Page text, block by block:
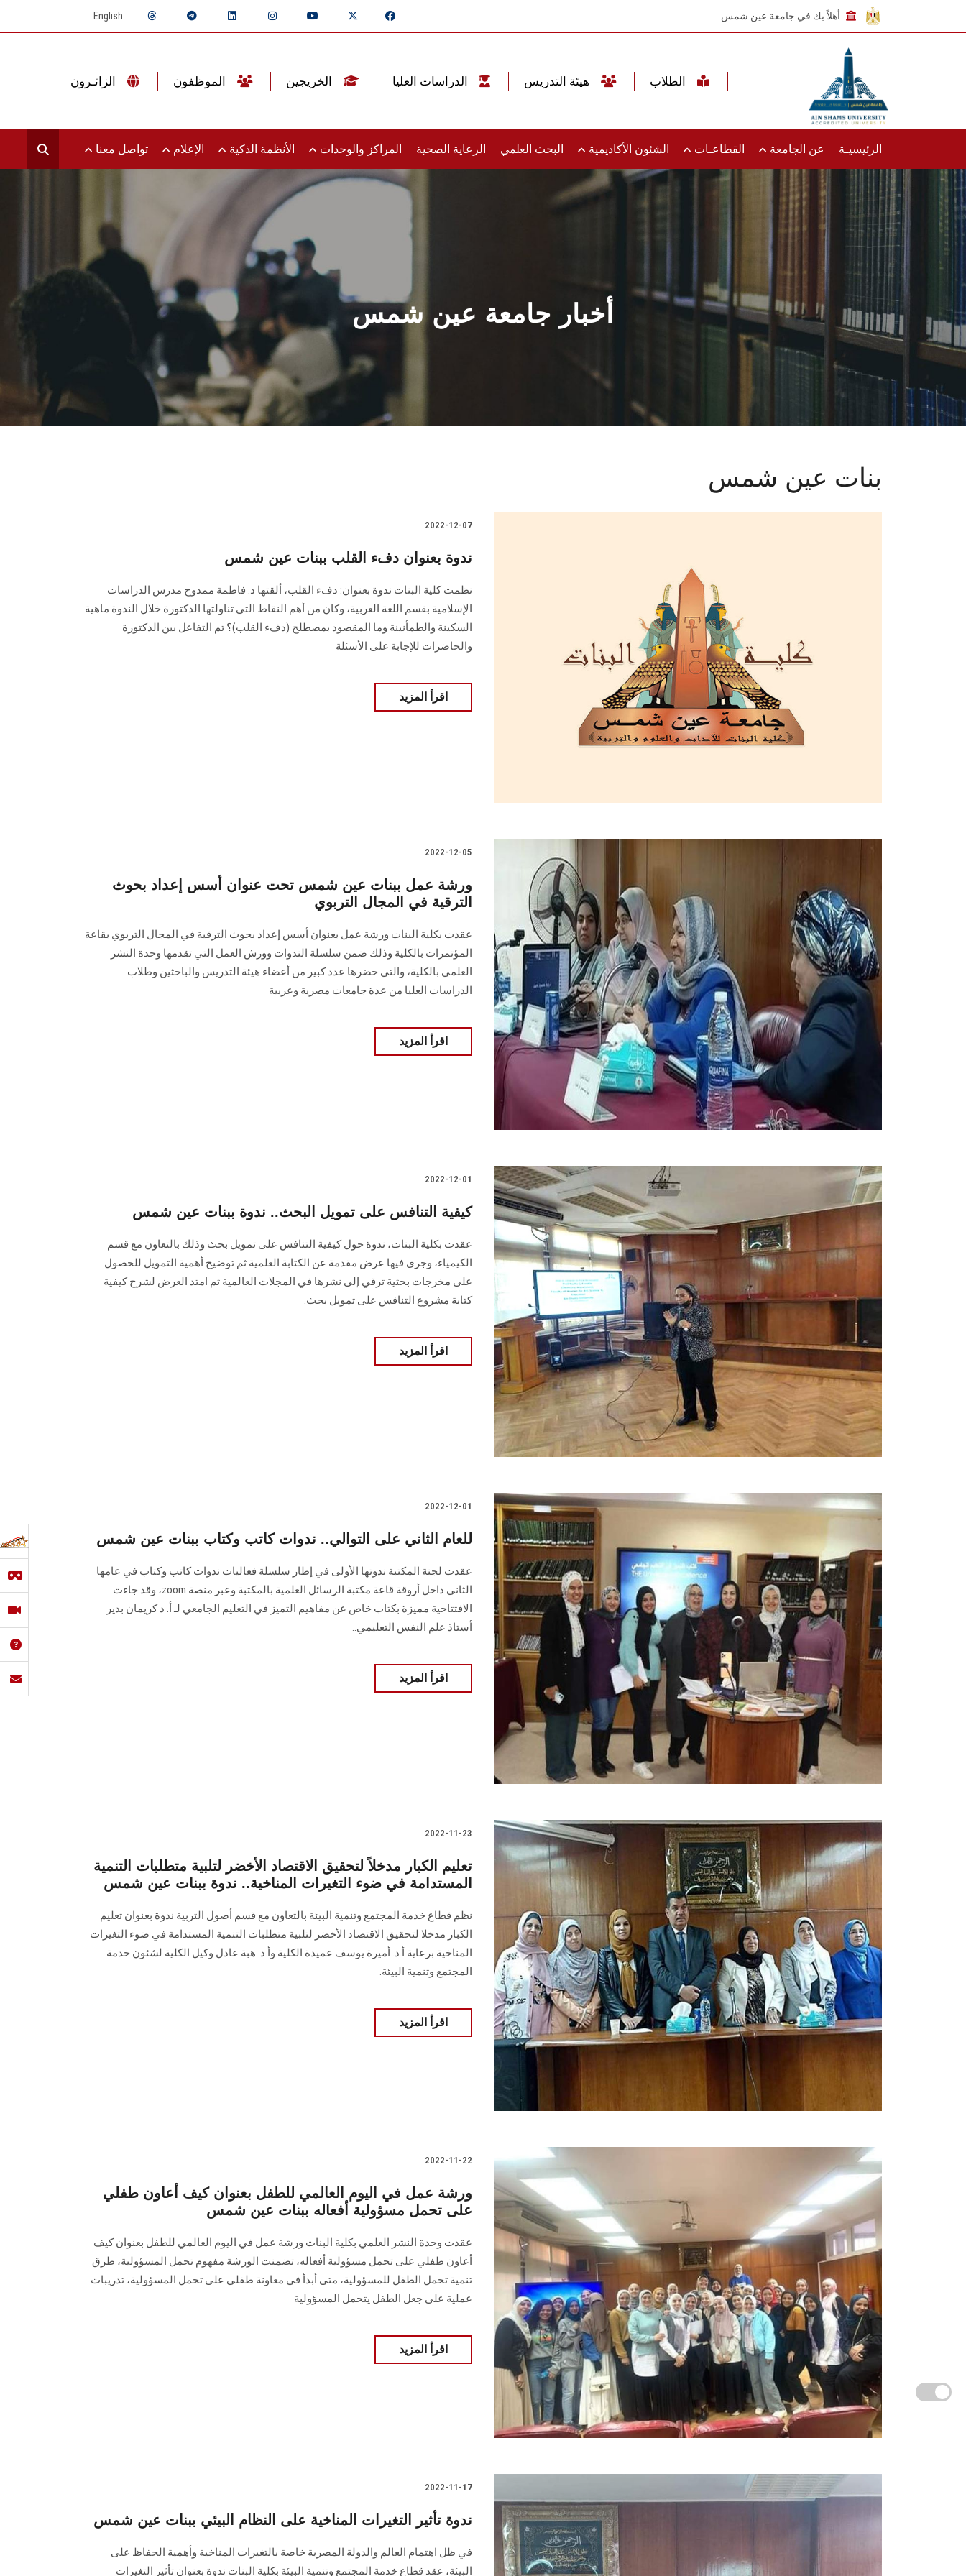
أهلاً بك في جامعة عين شمس English
الرئيسيـة عن الجامعة القطاعـات الشئون الأكاديمية البحث العلمي الرعاية الصحية المراكز والوحدات الأنظمة الذكية الإعلام تواصل معنا
أخبار جامعة عين شمس
بنات عين شمس
2022-12-07
ندوة بعنوان دفء القلب ببنات عين شمس
نظمت كلية البنات ندوة بعنوان: دفء القلب، ألقتها د. فاطمة ممدوح مدرس الدراسات
الإسلامية بقسم اللغة العربية، وكان من أهم النقاط التي تناولتها الدكتورة خلال الندوة ماهية
السكينة والطمأنينة وما المقصود بمصطلح (دفء القلب)؟ تم التفاعل بين الدكتورة
والحاضرات للإجابة على الأسئلة
اقرأ المزيد
2022-12-05
ورشة عمل ببنات عين شمس تحت عنوان أسس إعداد بحوث
الترقية في المجال التربوي
عقدت بكلية البنات ورشة عمل بعنوان أسس إعداد بحوث الترقية في المجال التربوي بقاعة
المؤتمرات بالكلية وذلك ضمن سلسلة الندوات وورش العمل التي تقدمها وحدة النشر
العلمي بالكلية، والتي حضرها عدد كبير من أعضاء هيئة التدريس والباحثين وطلاب
الدراسات العليا من عدة جامعات مصرية وعربية
اقرأ المزيد
2022-12-01
كيفية التنافس على تمويل البحث.. ندوة ببنات عين شمس
عقدت بكلية البنات، ندوة حول كيفية التنافس على تمويل بحث وذلك بالتعاون مع قسم
الكيمياء، وجرى فيها عرض مقدمة عن الكتابة العلمية ثم توضيح أهمية التمويل للحصول
على مخرجات بحثية ترقي إلى نشرها في المجلات العالمية ثم امتد العرض لشرح كيفية
كتابة مشروع التنافس على تمويل بحث.
اقرأ المزيد
2022-12-01
للعام الثاني على التوالي.. ندوات كاتب وكتاب ببنات عين شمس
عقدت لجنة المكتبة ندوتها الأولى في إطار سلسلة فعاليات ندوات كاتب وكتاب في عامها
الثاني داخل أروقة قاعة مكتبة الرسائل العلمية بالمكتبة وعبر منصة zoom، وقد جاءت
الافتتاحية مميزة بكتاب خاص عن مفاهيم التميز في التعليم الجامعي لـ أ. د كريمان بدير
أستاذ علم النفس التعليمي..
اقرأ المزيد
2022-11-23
تعليم الكبار مدخلاً لتحقيق الاقتصاد الأخضر لتلبية متطلبات التنمية
المستدامة في ضوء التغيرات المناخية.. ندوة ببنات عين شمس
نظم قطاع خدمة المجتمع وتنمية البيئة بالتعاون مع قسم أصول التربية ندوة بعنوان تعليم
الكبار مدخلا لتحقيق الاقتصاد الأخضر لتلبية متطلبات التنمية المستدامة في ضوء التغيرات
المناخية برعاية أ.د. أميرة يوسف عميدة الكلية وأ.د. هبة عادل وكيل الكلية لشئون خدمة
المجتمع وتنمية البيئة.
اقرأ المزيد
2022-11-22
ورشة عمل في اليوم العالمي للطفل بعنوان كيف أعاون طفلي
على تحمل مسؤولية أفعاله ببنات عين شمس
عقدت وحدة النشر العلمي بكلية البنات ورشة عمل في اليوم العالمي للطفل بعنوان كيف
أعاون طفلي على تحمل مسؤولية أفعاله، تضمنت الورشة مفهوم تحمل المسؤولية، طرق
تنمية تحمل الطفل للمسؤولية، متى أبدأ في معاونة طفلي على تحمل المسؤولية، تدريبات
عملية على جعل الطفل يتحمل المسؤولية
اقرأ المزيد
2022-11-17
ندوة تأثير التغيرات المناخية على النظام البيئي ببنات عين شمس
في ظل اهتمام العالم والدولة المصرية خاصة بالتغيرات المناخية وأهمية الحفاظ على
البيئة، عقد قطاع خدمة المجتمع وتنمية البيئة بكلية البنات ندوة بعنوان تأثير التغيرات